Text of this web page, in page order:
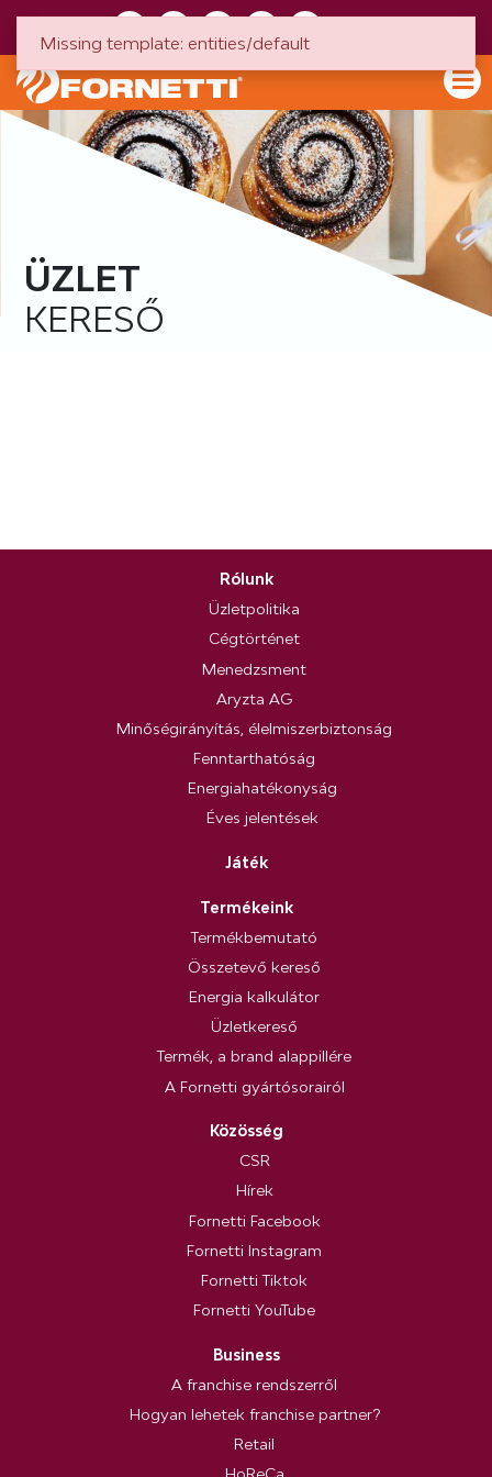
ÜZLET
KERESŐ
Rólunk
Üzletpolitika
Cégtörténet
Menedzsment
Aryzta AG
Minőségirányítás, élelmiszerbiztonság
Fenntarthatóság
Energiahatékonyság
Éves jelentések
Játék
Termékeink
Termékbemutató
Összetevő kereső
Energia kalkulátor
Üzletkereső
Termék, a brand alappillére
A Fornetti gyártósorairól
Közösség
CSR
Hírek
Fornetti Facebook
Fornetti Instagram
Fornetti Tiktok
Fornetti YouTube
Business
A franchise rendszerről
Hogyan lehetek franchise partner?
Retail
Missing template: entities/default